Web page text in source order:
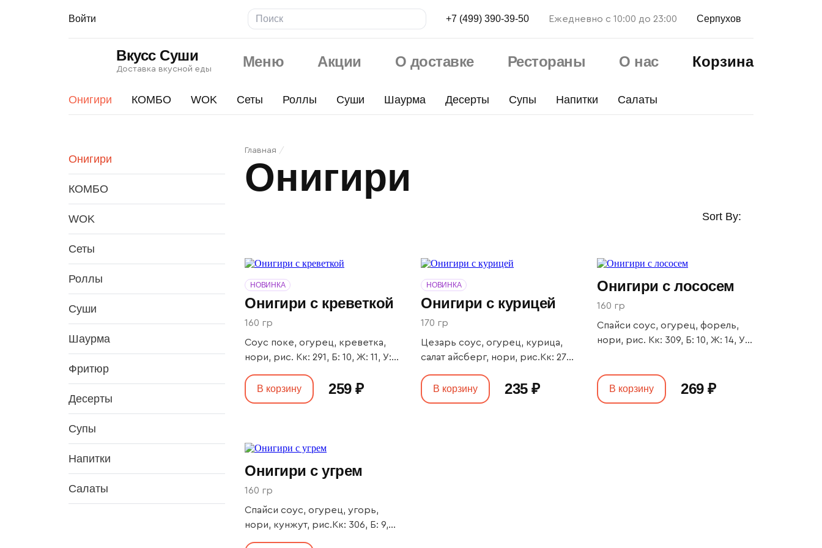
Войти +7 (499) 390-39-50 Ежедневно с 10:00 до 23:00 Серпухов
Вкусс Суши
Доставка вкусной еды Меню Акции О доставке Рестораны О нас Корзина
Онигири КОМБО WOK Сеты Роллы Суши Шаурма Десерты Супы Напитки Салаты
Главная
Онигири
Онигири
Sort By:
Онигири с креветкой
НОВИНКА
160 гр
Соус поке, огурец, креветка,
нори, рис. Кк: 291, Б: 10, Ж: 11, У:
259 ₽
В корзину
Онигири с курицей
НОВИНКА
170 гр
Цезарь соус, огурец, курица,
салат айсберг, нори, рис.Кк: 270,
235 ₽
В корзину
Онигири с лососем
160 гр
Спайси соус, огурец, форель,
нори, рис. Кк: 309, Б: 10, Ж: 14, У:
269 ₽
В корзину
Онигири с угрем
160 гр
Спайси соус, огурец, угорь,
нори, кунжут, рис.Кк: 306, Б: 9,
Онигири
КОМБО
WOK
Сеты
Роллы
Суши
Шаурма
Фритюр
Десерты
Супы
Напитки
Салаты